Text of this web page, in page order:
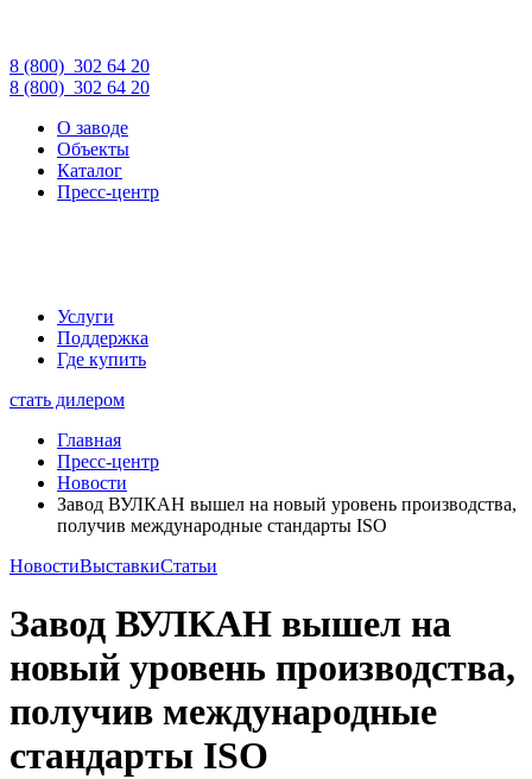
8 (800) 302 64 20
8 (800) 302 64 20
О заводе
Объекты
Каталог
Пресс-центр
Услуги
Поддержка
Где купить
стать дилером
Главная
Пресс-центр
Новости
Завод ВУЛКАН вышел на новый уровень производства,
получив международные стандарты ISO
НовостиВыставкиСтатьи
Завод ВУЛКАН вышел на
новый уровень производства,
получив международные
стандарты ISO